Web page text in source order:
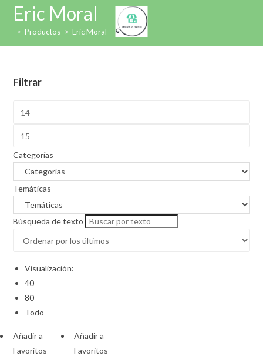
contenido
Eric Moral
> Productos > Eric Moral
Filtrar
Categorías
Temáticas
Búsqueda de texto
Visualización:
40
80
Todo
Añadir a
Favoritos
Añadir a
Favoritos